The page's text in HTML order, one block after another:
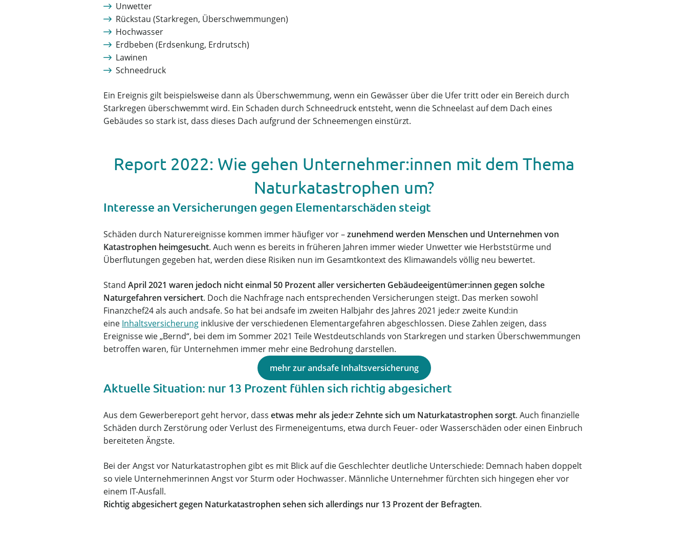
Unwetter
Rückstau (Starkregen, Überschwemmungen)
Hochwasser
Erdbeben (Erdsenkung, Erdrutsch)
Lawinen
Schneedruck
Ein Ereignis gilt beispielsweise dann als Überschwemmung, wenn ein Gewässer über die Ufer tritt oder ein Bereich durch
Starkregen überschwemmt wird. Ein Schaden durch Schneedruck entsteht, wenn die Schneelast auf dem Dach eines
Gebäudes so stark ist, dass dieses Dach aufgrund der Schneemengen einstürzt.
Report 2022: Wie gehen Unternehmer:innen mit dem Thema
Naturkatastrophen um?
Interesse an Versicherungen gegen Elementarschäden steigt
Schäden durch Naturereignisse kommen immer häufiger vor –zunehmend werden Menschen und Unternehmen von
Katastrophen heimgesucht. Auch wenn es bereits in früheren Jahren immer wieder Unwetter wie Herbststürme und
Überflutungen gegeben hat, werden diese Risiken nun im Gesamtkontext des Klimawandels völlig neu bewertet.
Stand April 2021 waren jedoch nicht einmal 50 Prozent aller versicherten Gebäudeeigentümer:innen gegen solche
Naturgefahren versichert. Doch die Nachfrage nach entsprechenden Versicherungen steigt. Das merken sowohl
Finanzchef24 als auch andsafe. So hat bei andsafe im zweiten Halbjahr des Jahres 2021 jede:r zweite Kund:in
eine Inhaltsversicherung inklusive der verschiedenen Elementargefahren abgeschlossen. Diese Zahlen zeigen, dass
Ereignisse wie „Bernd“, bei dem im Sommer 2021 Teile Westdeutschlands von Starkregen und starken Überschwemmungen
betroffen waren, für Unternehmen immer mehr eine Bedrohung darstellen.
mehr zur andsafe Inhaltsversicherung
Aktuelle Situation: nur 13 Prozent fühlen sich richtig abgesichert
Aus dem Gewerbereport geht hervor, dass etwas mehr als jede:r Zehnte sich um Naturkatastrophen sorgt. Auch finanzielle
Schäden durch Zerstörung oder Verlust des Firmeneigentums, etwa durch Feuer- oder Wasserschäden oder einen Einbruch
bereiteten Ängste.
Bei der Angst vor Naturkatastrophen gibt es mit Blick auf die Geschlechter deutliche Unterschiede: Demnach haben doppelt
so viele Unternehmerinnen Angst vor Sturm oder Hochwasser. Männliche Unternehmer fürchten sich hingegen eher vor
einem IT-Ausfall.
Richtig abgesichert gegen Naturkatastrophen sehen sich allerdings nur 13 Prozent der Befragten.